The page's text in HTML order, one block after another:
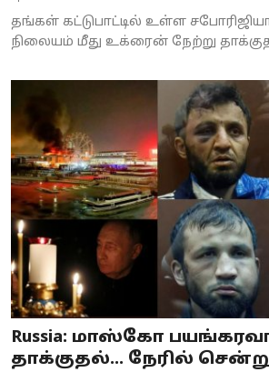
தங்கள் கட்டுபாட்டில் உள்ள
நிலையம் மீது உக்ரைன் நேற்று
Russia: மாஸ்கோ
தாக்குதல்... நேரில் சென்று